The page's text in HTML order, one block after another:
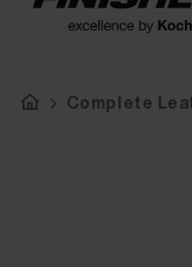
Complete